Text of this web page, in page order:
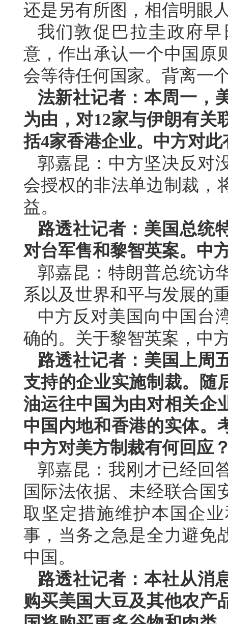
还是另有所图，相信明眼
我们敦促巴拉圭政府
意，作出承认一个中国原
会等待任何国家。背离一
法新社记者：本周一，
为由，对12家与伊朗有关
括4家香港企业。中方对此
郭嘉昆：中方坚决反对
会授权的非法单边制裁，
益。
路透社记者：美国总统
对台军售和黎智英案。中
郭嘉昆：特朗普总统访
系以及世界和平与发展的
中方反对美国向中国台
确的。关于黎智英案，中
路透社记者：美国上周
支持的企业实施制裁。随
油运往中国为由对相关企
中国内地和香港的实体。
中方对美方制裁有何回应
郭嘉昆：我刚才已经回
国际法依据、未经联合国
取坚定措施维护本国企
事，当务之急是全力避免
中国。
路透社记者：本社从消
购买美国大豆及其他农产